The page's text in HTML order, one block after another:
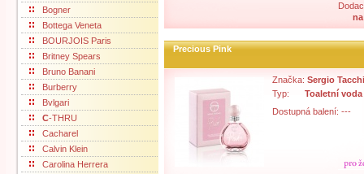
Bogner
Bottega Veneta
BOURJOIS Paris
Britney Spears
Bruno Banani
Burberry
Bvlgari
C-THRU
Cacharel
Calvin Klein
Carolina Herrera
Precious Pink
Značka: Sergio
Typ:
Toaletní voda
Dostupná balení: ---